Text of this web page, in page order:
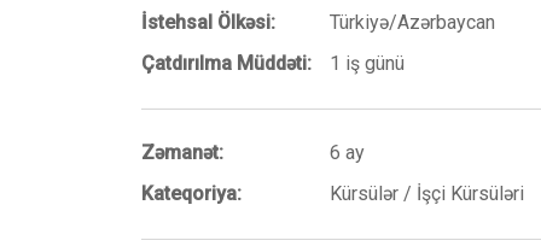
İstehsal Ölkəsi:
Türkiyə/Azərbaycan
Çatdırılma Müddəti:
1 iş günü
Zəmanət:
6 ay
Kateqoriya:
Kürsülər / İşçi Kürsüləri